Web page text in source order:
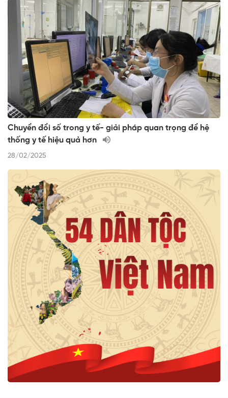
Chuyển đổi số trong y tế- giải pháp quan trọng để hệ
thống y tế hiệu quả hơn
28/02/2025